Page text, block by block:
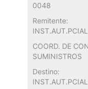
0048
Remitente:
COORD. DE
SUMINISTROS
Destino: